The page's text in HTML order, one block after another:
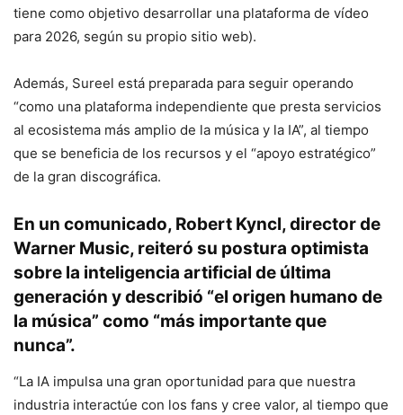
tiene como objetivo desarrollar una plataforma de vídeo
para 2026, según su propio sitio web).
Además, Sureel está preparada para seguir operando
“como una plataforma independiente que presta servicios
al ecosistema más amplio de la música y la IA”, al tiempo
que se beneficia de los recursos y el “apoyo estratégico”
de la gran discográfica.
En un comunicado, Robert Kyncl, director de
Warner Music, reiteró su postura optimista
sobre la inteligencia artificial de última
generación y describió “el origen humano de
la música” como “más importante que
nunca”.
“La IA impulsa una gran oportunidad para que nuestra
industria interactúe con los fans y cree valor, al tiempo que